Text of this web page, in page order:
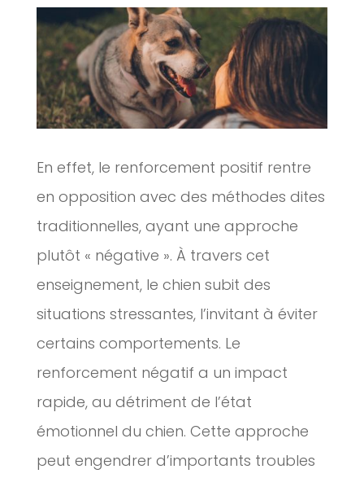
En effet, le renforcement positif rentre
en opposition avec des méthodes dites
traditionnelles, ayant une approche
plutôt « négative ». À travers cet
enseignement, le chien subit des
situations stressantes, l’invitant à éviter
certains comportements. Le
renforcement négatif a un impact
rapide, au détriment de l’état
émotionnel du chien. Cette approche
peut engendrer d’importants troubles